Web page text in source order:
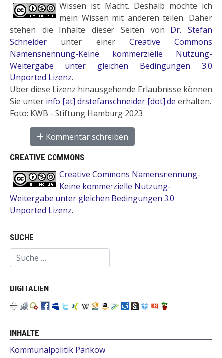
Wissen ist Macht. Deshalb möchte ich
mein Wissen mit anderen teilen. Daher
stehen die Inhalte dieser Seiten von Dr. Stefan
Schneider unter einerCreative Commons
Namensnennung-Keine kommerzielle Nutzung-
Weitergabe unter gleichen Bedingungen 3.0
Unported Lizenz.
Über diese Lizenz hinausgehende Erlaubnisse können
Sie unter info [at] drstefanschneider [dot] de erhalten.
Foto: KWB - Stiftung Hamburg 2023
Kommentar schreiben
CREATIVE COMMONS
Creative Commons Namensnennung-
Keine kommerzielle Nutzung-
Weitergabe unter gleichen Bedingungen 3.0
Unported Lizenz.
SUCHE
Suchen
DIGITALIEN
INHALTE
Kommunalpolitik Pankow